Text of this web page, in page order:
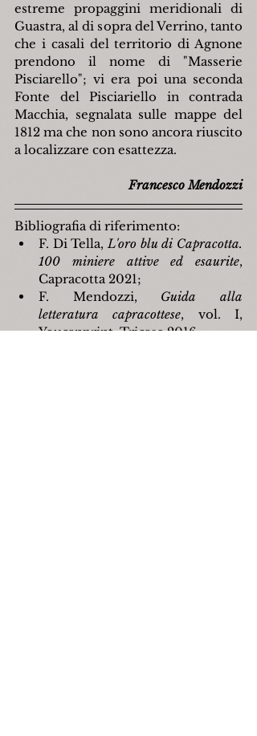
estreme propaggini meridionali di
Guastra, al di sopra del Verrino, tanto
che i casali del territorio di Agnone
prendono il nome di "Masserie
Pisciarello"; vi era poi una seconda
Fonte del Pisciariello in contrada
Macchia, segnalata sulle mappe del
1812 ma che non sono ancora riuscito
a localizzare con esattezza.
Francesco Mendozzi
Bibliografia di riferimento:
F. Di Tella, L'oro blu di Capracotta.
100 miniere attive ed esaurite,
Capracotta 2021;
F. Mendozzi, Guida alla
letteratura capracottese, vol. I,
Youcanprint, Tricase 2016.